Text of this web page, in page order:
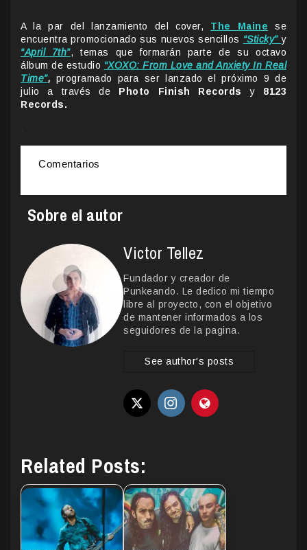
A la par del lanzamiento del cover, The Maine se
encuentra promocionado sus nuevos sencillos “Sticky”y
“April 7th”, temas que formarán parte de su octavo
álbum de estudio “XOXO: From Love and Anxiety In Real
Time”, programado para ser lanzado el próximo 9 de
julio a través de Photo Finish Records y 8123
Records.
Comentarios
Sobre el autor
Victor Tellez
Fundador y creador de
Punkeando. Le dedico mi tiempo
libre al proyecto, con el objetivo
de mantener informados a los
seguidores de la pagina.
See author's posts
Related Posts: